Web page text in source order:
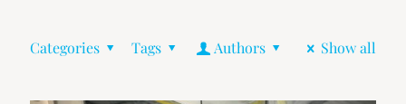
Categories Tags Authors Show all